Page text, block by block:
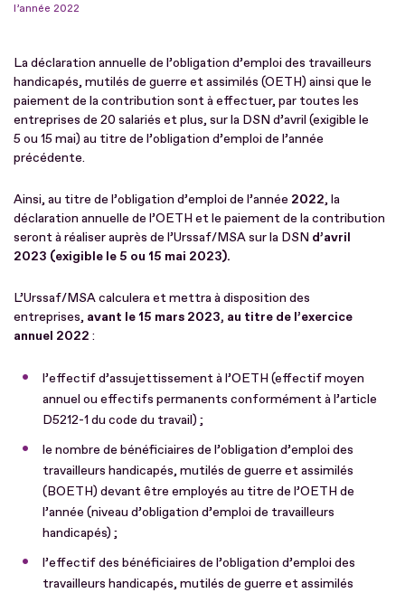
l’année 2022
La déclaration annuelle de l’obligation d’emploi des travailleurs
handicapés, mutilés de guerre et assimilés (OETH) ainsi que le
paiement de la contribution sont à effectuer, par toutes les
entreprises de 20 salariés et plus, sur la DSN d’avril (exigible le
5 ou 15 mai) au titre de l’obligation d’emploi de l’année
précédente.
Ainsi, au titre de l’obligation d’emploi de l’année 2022, la
déclaration annuelle de l’OETH et le paiement de la contribution
seront à réaliser auprès de l’Urssaf/MSA sur la DSN d’avril
2023 (exigible le 5 ou 15 mai 2023).
L’Urssaf/MSA calculera et mettra à disposition des
entreprises, avant le 15 mars 2023, au titre de l’exercice
annuel 2022 :
l’effectif d’assujettissement à l’OETH (effectif moyen
annuel ou effectifs permanents conformément à l’article
D5212-1 du code du travail) ;
le nombre de bénéficiaires de l’obligation d’emploi des
travailleurs handicapés, mutilés de guerre et assimilés
(BOETH) devant être employés au titre de l’OETH de
l’année (niveau d’obligation d’emploi de travailleurs
handicapés) ;
l’effectif des bénéficiaires de l’obligation d’emploi des
travailleurs handicapés, mutilés de guerre et assimilés